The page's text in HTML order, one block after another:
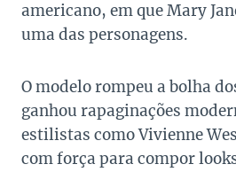
americano, em que Mary
uma das personagens.
O modelo rompeu a bolha
ganhou rapaginações
estilistas como Vivienne
com força para compor